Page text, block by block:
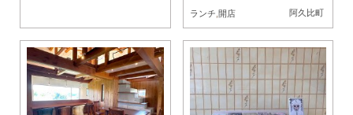
阿久比町
ランチ,開店